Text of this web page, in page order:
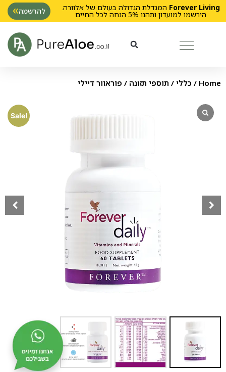
Forever Living המגדלת הגדולה בעולם של אלוורה.
הירשמו למועדון ותהנו 5% הנחה לכל החיים להרשמה
Home
/ כללי / תוספי תזונה / פוראוור דיילי
Sale!